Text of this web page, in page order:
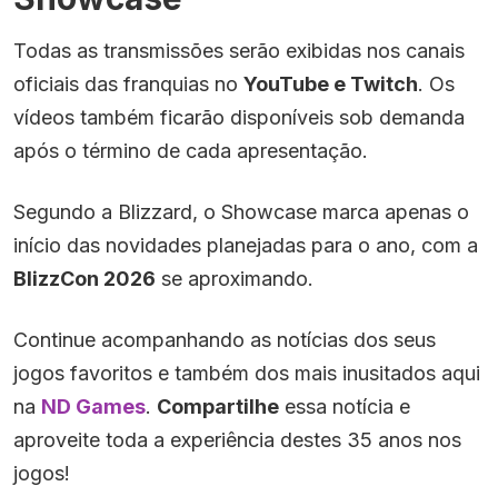
Todas as transmissões serão exibidas nos canais
oficiais das franquias no YouTube e Twitch. Os
vídeos também ficarão disponíveis sob demanda
após o término de cada apresentação.
Segundo a Blizzard, o Showcase marca apenas o
início das novidades planejadas para o ano, com a
BlizzCon 2026 se aproximando.
Continue acompanhando as notícias dos seus
jogos favoritos e também dos mais inusitados aqui
na ND Games. Compartilhe essa notícia e
aproveite toda a experiência destes 35 anos nos
jogos!